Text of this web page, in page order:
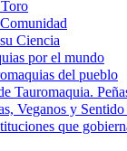
Ciencia
por el mundo
del pueblo
Tauromaquia.
Veganos y Sentido
que